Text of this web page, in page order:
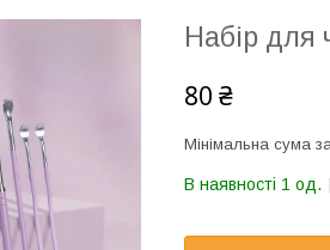
Набір для
80 ₴
Мінімальна сума
В наявності 1 од.